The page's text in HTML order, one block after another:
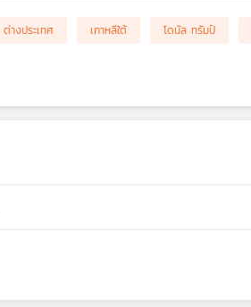
ต่างประเทศ เกาหลีใต้ โดนัล ทรัมป์